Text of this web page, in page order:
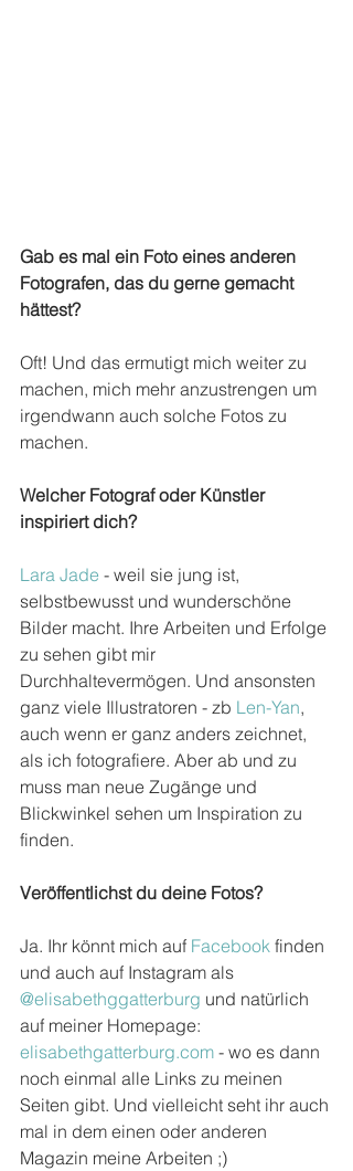
Gab es mal ein Foto eines anderen
Fotografen, das du gerne gemacht
hättest?
Oft! Und das ermutigt mich weiter zu
machen, mich mehr anzustrengen um
irgendwann auch solche Fotos zu
machen.
Welcher Fotograf oder Künstler
inspiriert dich?
Lara Jade - weil sie jung ist,
selbstbewusst und wunderschöne
Bilder macht. Ihre Arbeiten und Erfolge
zu sehen gibt mir
Durchhaltevermögen. Und ansonsten
ganz viele Illustratoren - zb Len-Yan,
auch wenn er ganz anders zeichnet,
als ich fotografiere. Aber ab und zu
muss man neue Zugänge und
Blickwinkel sehen um Inspiration zu
finden.
Veröffentlichst du deine Fotos?
Ja. Ihr könnt mich auf Facebook finden
und auch auf Instagram als
@elisabethggatterburg und natürlich
auf meiner Homepage:
elisabethgatterburg.com - wo es dann
noch einmal alle Links zu meinen
Seiten gibt. Und vielleicht seht ihr auch
mal in dem einen oder anderen
Magazin meine Arbeiten ;)